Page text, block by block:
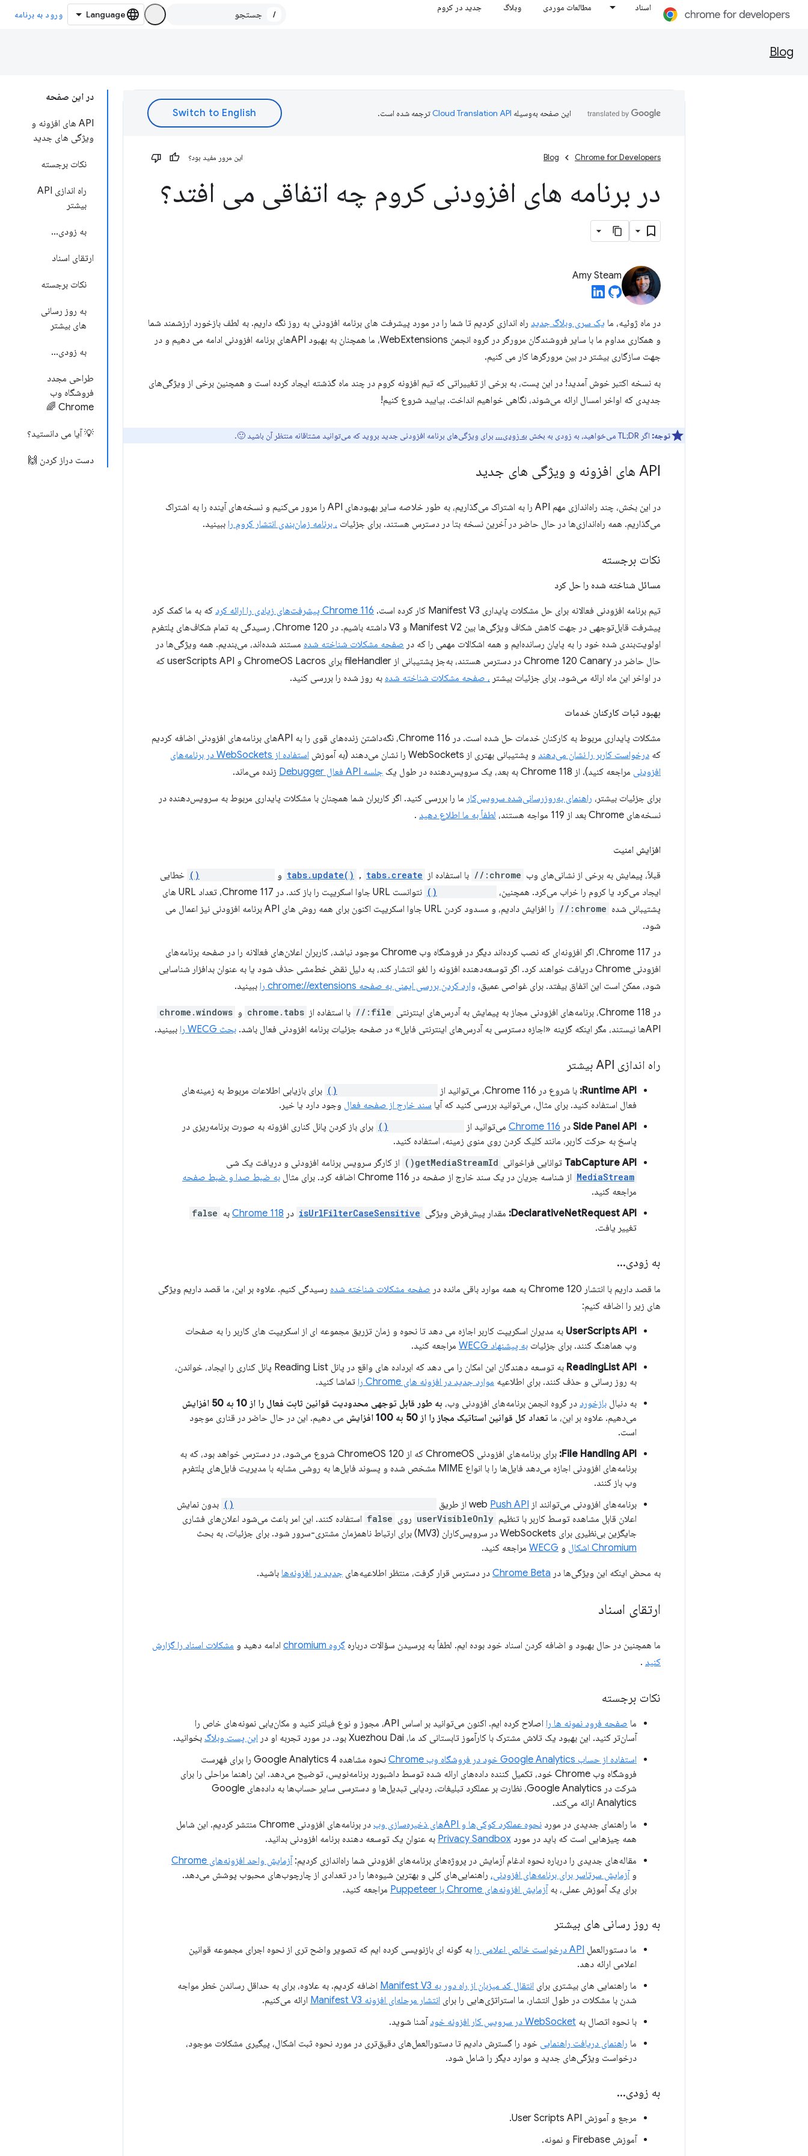
اسناد مطالعات موردی وبلاگ جدید در کروم
/ ورود به برنامه
Blog
در این صفحه
API های افزونه و
ویژگی های جدید
نکات برجسته
راه اندازی API
بیشتر
به زودی...
ارتقای اسناد
نکات برجسته
به روز رسانی
های بیشتر
به زودی...
طراحی مجدد
فروشگاه وب
Chrome 🌈
💡 آیا می دانستید؟
دست دراز کردن 🙌
این صفحه به‌وسیله ترجمه شده است.
Chrome for Developers
Blog این مرور مفید بود؟
در برنامه های افزودنی کروم چه اتفاقی می افتد؟
Amy Steam
در ماه ژوئیه، ما یک سری وبلاگ جدید راه اندازی کردیم تا شما را در مورد پیشرفت های برنامه افزودنی به روز نگه داریم. به لطف بازخورد ارزشمند شما
و همکاری مداوم ما با سایر فروشندگان مرورگر در گروه انجمن WebExtensions، ما همچنان به بهبود APIهای برنامه افزودنی ادامه می دهیم و در
جهت سازگاری بیشتر در بین مرورگرها کار می کنیم.
به نسخه اکتبر خوش آمدید! در این پست، به برخی از تغییراتی که تیم افزونه کروم در چند ماه گذشته ایجاد کرده است و همچنین برخی از ویژگی‌های
جدیدی که اواخر امسال ارائه می‌شوند، نگاهی خواهیم انداخت. بیایید شروع کنیم!
توجه: اگر TL;DR می‌خواهید، به زودی به بخش به زودی... برای ویژگی‌های برنامه افزودنی جدید بروید که می‌توانید مشتاقانه منتظر آن باشید 🙂.
API های افزونه و ویژگی های جدید
در این بخش، چند راه‌اندازی مهم API را به اشتراک می‌گذاریم، به طور خلاصه سایر بهبودهای API را مرور می‌کنیم و نسخه‌های آینده را به اشتراک
می‌گذاریم. همه راه‌اندازی‌ها در حال حاضر در آخرین نسخه بتا در دسترس هستند. برای جزئیات ، برنامه زمان‌بندی انتشار کروم را ببینید.
نکات برجسته
مسائل شناخته شده را حل کرد
تیم برنامه افزودنی فعالانه برای حل مشکلات پایداری Manifest V3 کار کرده است. Chrome 116 پیشرفت‌های زیادی را ارائه کرد
که به ما کمک کرد
پیشرفت قابل‌توجهی در جهت کاهش شکاف ویژگی‌ها بین Manifest V2 و V3 داشته باشیم. در Chrome 120، رسیدگی به تمام شکاف‌های پلتفرم
اولویت‌بندی شده خود را به پایان رسانده‌ایم و همه اشکالات مهمی را که در صفحه مشکلات شناخته شده مستند شده‌اند، می‌بندیم. همه ویژگی‌ها در
حال حاضر در Chrome 120 Canary در دسترس هستند، به‌جز پشتیبانی از fileHandler برای ChromeOS Lacros و userScripts API که
در اواخر این ماه ارائه می‌شود. برای جزئیات بیشتر ، صفحه مشکلات شناخته شده به روز شده را بررسی کنید.
بهبود ثبات کارکنان خدمات
مشکلات پایداری مربوط به کارکنان خدمات حل شده است. در Chrome 116، نگه‌داشتن زنده‌های قوی را به APIهای برنامه‌های افزودنی اضافه کردیم
که درخواست کاربر را نشان می‌دهند و پشتیبانی بهتری از WebSockets را نشان می‌دهند (به آموزش
استفاده از WebSockets در برنامه‌های
افزودنی مراجعه کنید). از Chrome 118 به بعد، یک سرویس‌دهنده در طول یک جلسه API فعال Debugger زنده می‌ماند.
برای جزئیات بیشتر، راهنمای به‌روزرسانی‌شده سرویس‌کار ما را بررسی کنید. اگر کاربران شما همچنان با مشکلات پایداری مربوط به سرویس‌دهنده در
نسخه‌های Chrome بعد از 119 مواجه هستند،
لطفاً به ما اطلاع دهید .
افزایش امنیت
قبلاً، پیمایش به برخی از نشانی‌های وب chrome:// با استفاده از tabs.update() , tabs.create و
خطایی
ایجاد می‌کرد یا کروم را خراب می‌کرد. همچنین،
نتوانست URL جاوا اسکریپت را باز کند. در Chrome 117، تعداد URL های
پشتیبانی شده chrome://
را افزایش دادیم، و مسدود کردن URL جاوا اسکریپت اکنون برای همه روش های API برنامه افزودنی نیز اعمال می
شود.
در Chrome 117، اگر افزونه‌ای که نصب کرده‌اند دیگر در فروشگاه وب Chrome موجود نباشد، کاربران اعلان‌های فعالانه را در صفحه برنامه‌های
افزودنی Chrome دریافت خواهند کرد. اگر توسعه‌دهنده افزونه را لغو انتشار کند، به دلیل نقض خط‌مشی حذف شود یا به عنوان بدافزار شناسایی
شود، ممکن است این اتفاق بیفتد. برای غواصی عمیق، وارد کردن بررسی ایمنی به صفحه chrome://extensions را ببینید.
در Chrome 118، برنامه‌های افزودنی مجاز به پیمایش به آدرس‌های اینترنتی file:// با استفاده از chrome.tabs و chrome.windows
API‌ها نیستند، مگر اینکه گزینه «اجازه دسترسی به آدرس‌های اینترنتی فایل» در صفحه جزئیات برنامه افزودنی فعال باشد. بحث WECG را ببینید.
راه اندازی API بیشتر
Runtime API: با شروع در Chrome 116، می‌توانید از
برای بازیابی اطلاعات مربوط به زمینه‌های
فعال استفاده کنید. برای مثال، می‌توانید بررسی کنید که آیا سند خارج از صفحه فعال وجود دارد یا خیر.
Side Panel API در Chrome 116 می‌توانید از
برای باز کردن پانل کناری افزونه به صورت برنامه‌ریزی در
پاسخ به حرکت کاربر، مانند کلیک کردن روی منوی زمینه، استفاده کنید.
TabCapture API توانایی فراخوانی getMediaStreamId() از کارگر سرویس برنامه افزودنی و دریافت یک شی
MediaStream از شناسه جریان در یک سند خارج از صفحه در Chrome 116 اضافه کرد. برای مثال
به ضبط صدا و ضبط صفحه
مراجعه کنید.
DeclarativeNetRequest API: مقدار پیش‌فرض ویژگی isUrlFilterCaseSensitive در Chrome 118 به false
تغییر یافت.
به زودی.
.
.
ما قصد داریم با انتشار Chrome 120 به همه موارد باقی مانده در صفحه مشکلات شناخته شده رسیدگی کنیم. علاوه بر این، ما قصد داریم ویژگی
های زیر را اضافه کنیم:
UserScripts API به مدیران اسکریپت کاربر اجازه می دهد تا نحوه و زمان تزریق مجموعه ای از اسکریپت های کاربر را به صفحات
وب هماهنگ کنند. برای جزئیات به پیشنهاد WECG
مراجعه کنید.
ReadingList API
به توسعه دهندگان این امکان را می دهد که ابرداده های واقع در پانل Reading List پانل کناری را ایجاد، خواندن،
به روز رسانی و حذف کنند. برای اطلاعیه موارد جدید در افزونه های Chrome را
تماشا کنید.
به دنبال بازخورد در گروه انجمن برنامه‌های افزودنی وب، به طور قابل توجهی محدودیت قوانین ثابت فعال را از 10 به 50 افزایش
می‌دهیم. علاوه بر این، ما تعداد کل قوانین استاتیک مجاز را از 50 به 100 افزایش
می دهیم. این در حال حاضر در قناری موجود
است.
File Handling API:
برای برنامه‌های افزودنی ChromeOS که از ChromeOS 120 شروع می‌شود، در دسترس خواهد بود، که به
برنامه‌های افزودنی اجازه می‌دهد فایل‌ها را با انواع MIME مشخص شده و پسوند فایل‌ها به روشی مشابه با مدیریت فایل‌های پلتفرم
وب باز کنند.
برنامه‌های افزودنی می‌توانند از web Push API از طریق
بدون نمایش
اعلان قابل مشاهده توسط کاربر با تنظیم userVisibleOnly روی false استفاده کنند. این امر باعث می‌شود اعلان‌های فشاری
جایگزین بی‌نظیری برای WebSockets در سرویس‌کاران (MV3) برای ارتباط ناهمزمان مشتری-سرور شود. برای جزئیات، به بحث
Chromium اشکال
و WECG مراجعه کنید.
به محض اینکه این ویژگی‌ها در Chrome Beta در دسترس قرار گرفت، منتظر اطلاعیه‌های جدید در افزونه‌ها باشید.
ارتقای اسناد
ما همچنین در حال بهبود و اضافه کردن اسناد خود بوده ایم. لطفاً به پرسیدن سؤالات درباره گروه chromium ادامه دهید و مشکلات اسناد را گزارش
کنید .
نکات برجسته
ما صفحه فرود نمونه ها را
اصلاح کرده ایم. اکنون می‌توانید بر اساس API، مجوز و نوع فیلتر کنید و مکان‌یابی نمونه‌های خاص را
آسان‌تر کنید. این بهبود یک تلاش مشترک با کارآموز تابستانی کد ما، Xuezhou Dai بود. در مورد تجربه او در
این پست وبلاگ بخوانید.
استفاده از حساب Google Analytics خود در فروشگاه وب Chrome
نحوه مشاهده Google Analytics 4 را برای فهرست
فروشگاه وب Chrome خود، تکمیل کننده داده‌های ارائه شده توسط داشبورد برنامه‌نویس، توضیح می‌دهد. این راهنما مراحلی را برای
شرکت در Google Analytics، نظارت بر عملکرد تبلیغات، ردیابی تبدیل‌ها و دسترسی سایر حساب‌ها به داده‌های Google
Analytics ارائه می‌کند.
ما راهنمای جدیدی در مورد نحوه عملکرد کوکی‌ها و APIهای ذخیره‌سازی وب
در برنامه‌های افزودنی Chrome منتشر کردیم. این شامل
همه چیزهایی است که باید در مورد Privacy Sandbox به عنوان یک توسعه دهنده برنامه افزودنی بدانید.
مقاله‌های جدیدی را درباره نحوه ادغام آزمایش در پروژه‌های برنامه‌های افزودنی شما راه‌اندازی کردیم: آزمایش واحد افزونه‌های Chrome
و آزمایش سرتاسر برای برنامه‌های افزودنی، راهنمایی‌های کلی و بهترین شیوه‌ها را در تعدادی از چارچوب‌های محبوب پوشش می‌دهد.
برای یک آموزش عملی، به آزمایش افزونه‌های Chrome با Puppeteer مراجعه کنید.
به روز رسانی های بیشتر
ما دستورالعمل API درخواست خالص اعلامی را
به گونه ای بازنویسی کرده ایم که تصویر واضح تری از نحوه اجرای مجموعه قوانین
اعلامی ارائه دهد.
ما راهنمایی های بیشتری برای انتقال کد میزبان از راه دور به Manifest V3
اضافه کردیم. به علاوه، برای به حداقل رساندن خطر مواجه
شدن با مشکلات در طول انتشار، ما استراتژی‌هایی را برای انتشار مرحله‌ای افزونه Manifest V3
ارائه می‌کنیم.
با نحوه اتصال به WebSocket در سرویس کار افزونه خود
آشنا شوید.
ما راهنمای دریافت راهنمایی خود را گسترش دادیم تا دستورالعمل‌های دقیق‌تری در مورد نحوه ثبت اشکال، پیگیری مشکلات موجود،
درخواست ویژگی‌های جدید و موارد دیگر را شامل شود.
به زودی.
.
.
مرجع و آموزش User Scripts API.
آموزش Firebase و نمونه.